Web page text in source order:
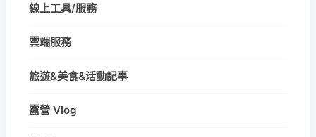
線上工具/服務
雲端服務
旅遊&美食&活動記事
露營 Vlog